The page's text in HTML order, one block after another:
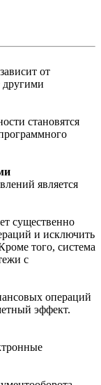
от
другими
становятся
является
существенно
и исключить
того, система
с
операций
эффект.